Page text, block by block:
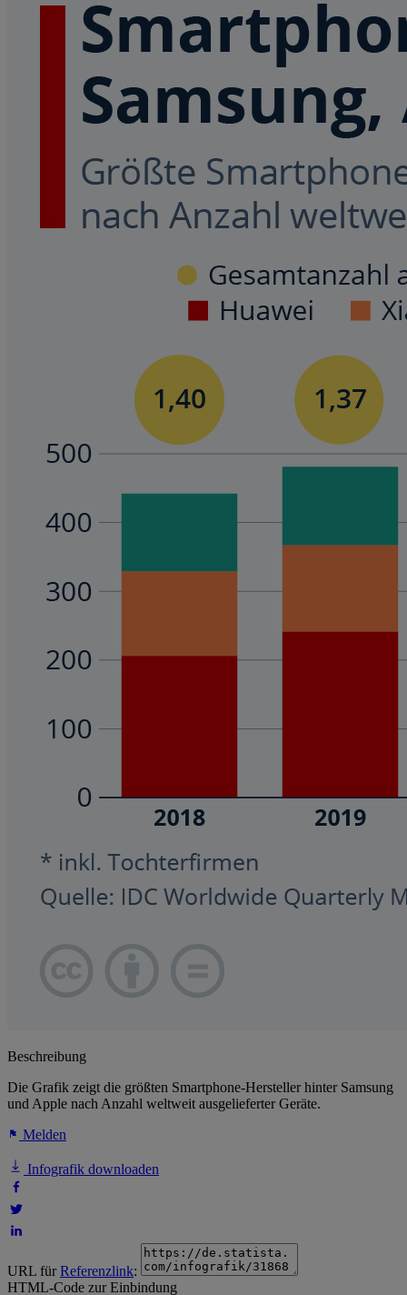
Beschreibung
Die Grafik zeigt die größten Smartphone-Hersteller hinter Samsung
und Apple nach Anzahl weltweit ausgelieferter Geräte.
Melden
Infografik downloaden
URL fürReferenzlink:
HTML-Code zur Einbindung